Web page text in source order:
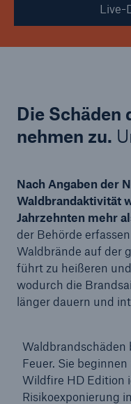
Live-
Die Schäden
nehmen zu.
Nach Angaben der
Waldbrandaktivität
Jahrzehnten mehr
der Behörde
Waldbrände auf der
führt zu heißeren
wodurch die
länger dauern und
Feuer. Sie
Wildfire HD Edition
Risikoexponierung